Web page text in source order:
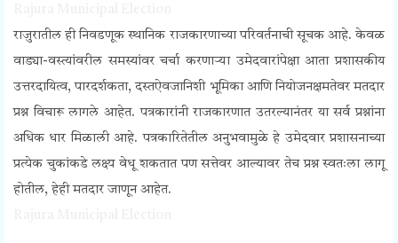
राजुरातील ही निवडणूक स्थानिक राजकारणाच्या परिवर्तनाची सूचक आहे. केवळ
वाड्या-वस्त्यांवरील समस्यांवर चर्चा करणाऱ्या उमेदवारांपेक्षा आता प्रशासकीय
उत्तरदायित्व, पारदर्शकता, दस्तऐवजानिशी भूमिका आणि नियोजनक्षमतेवर मतदार
प्रश्न विचारू लागले आहेत. पत्रकारांनी राजकारणात उतरल्यानंतर या सर्व प्रश्नांना
अधिक धार मिळाली आहे. पत्रकारितेतील अनुभवामुळे हे उमेदवार प्रशासनाच्या
प्रत्येक चुकांकडे लक्ष्य वेधू शकतात पण सत्तेवर आल्यावर तेच प्रश्न स्वतःला लागू
होतील, हेही मतदार जाणून आहेत.